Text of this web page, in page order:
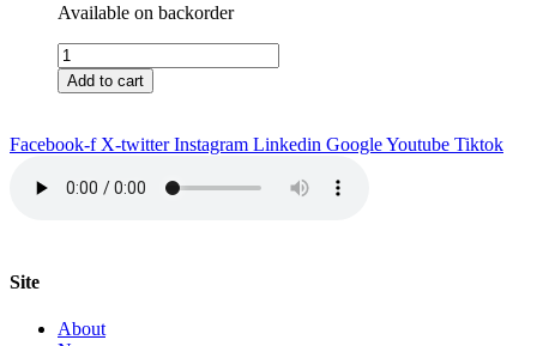
Available on backorder
Thé
Nassau
quantity
Add to cart
Facebook-f X-twitter Instagram Linkedin GoogleYoutube Tiktok
Site
About